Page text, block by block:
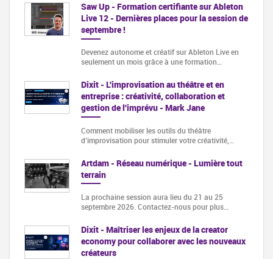
Saw Up - Formation certifiante sur Ableton
Live 12 - Dernières places pour la session de
septembre !
Devenez autonome et créatif sur Ableton Live en
seulement un mois grâce à une formation…
Dixit - L'improvisation au théâtre et en
entreprise : créativité, collaboration et
gestion de l'imprévu - Mark Jane
Comment mobiliser les outils du théâtre
d’improvisation pour stimuler votre créativité,…
Artdam - Réseau numérique - Lumière tout
terrain
La prochaine session aura lieu du 21 au 25
septembre 2026. Contactez-nous pour plus…
Dixit - Maîtriser les enjeux de la creator
economy pour collaborer avec les nouveaux
créateurs